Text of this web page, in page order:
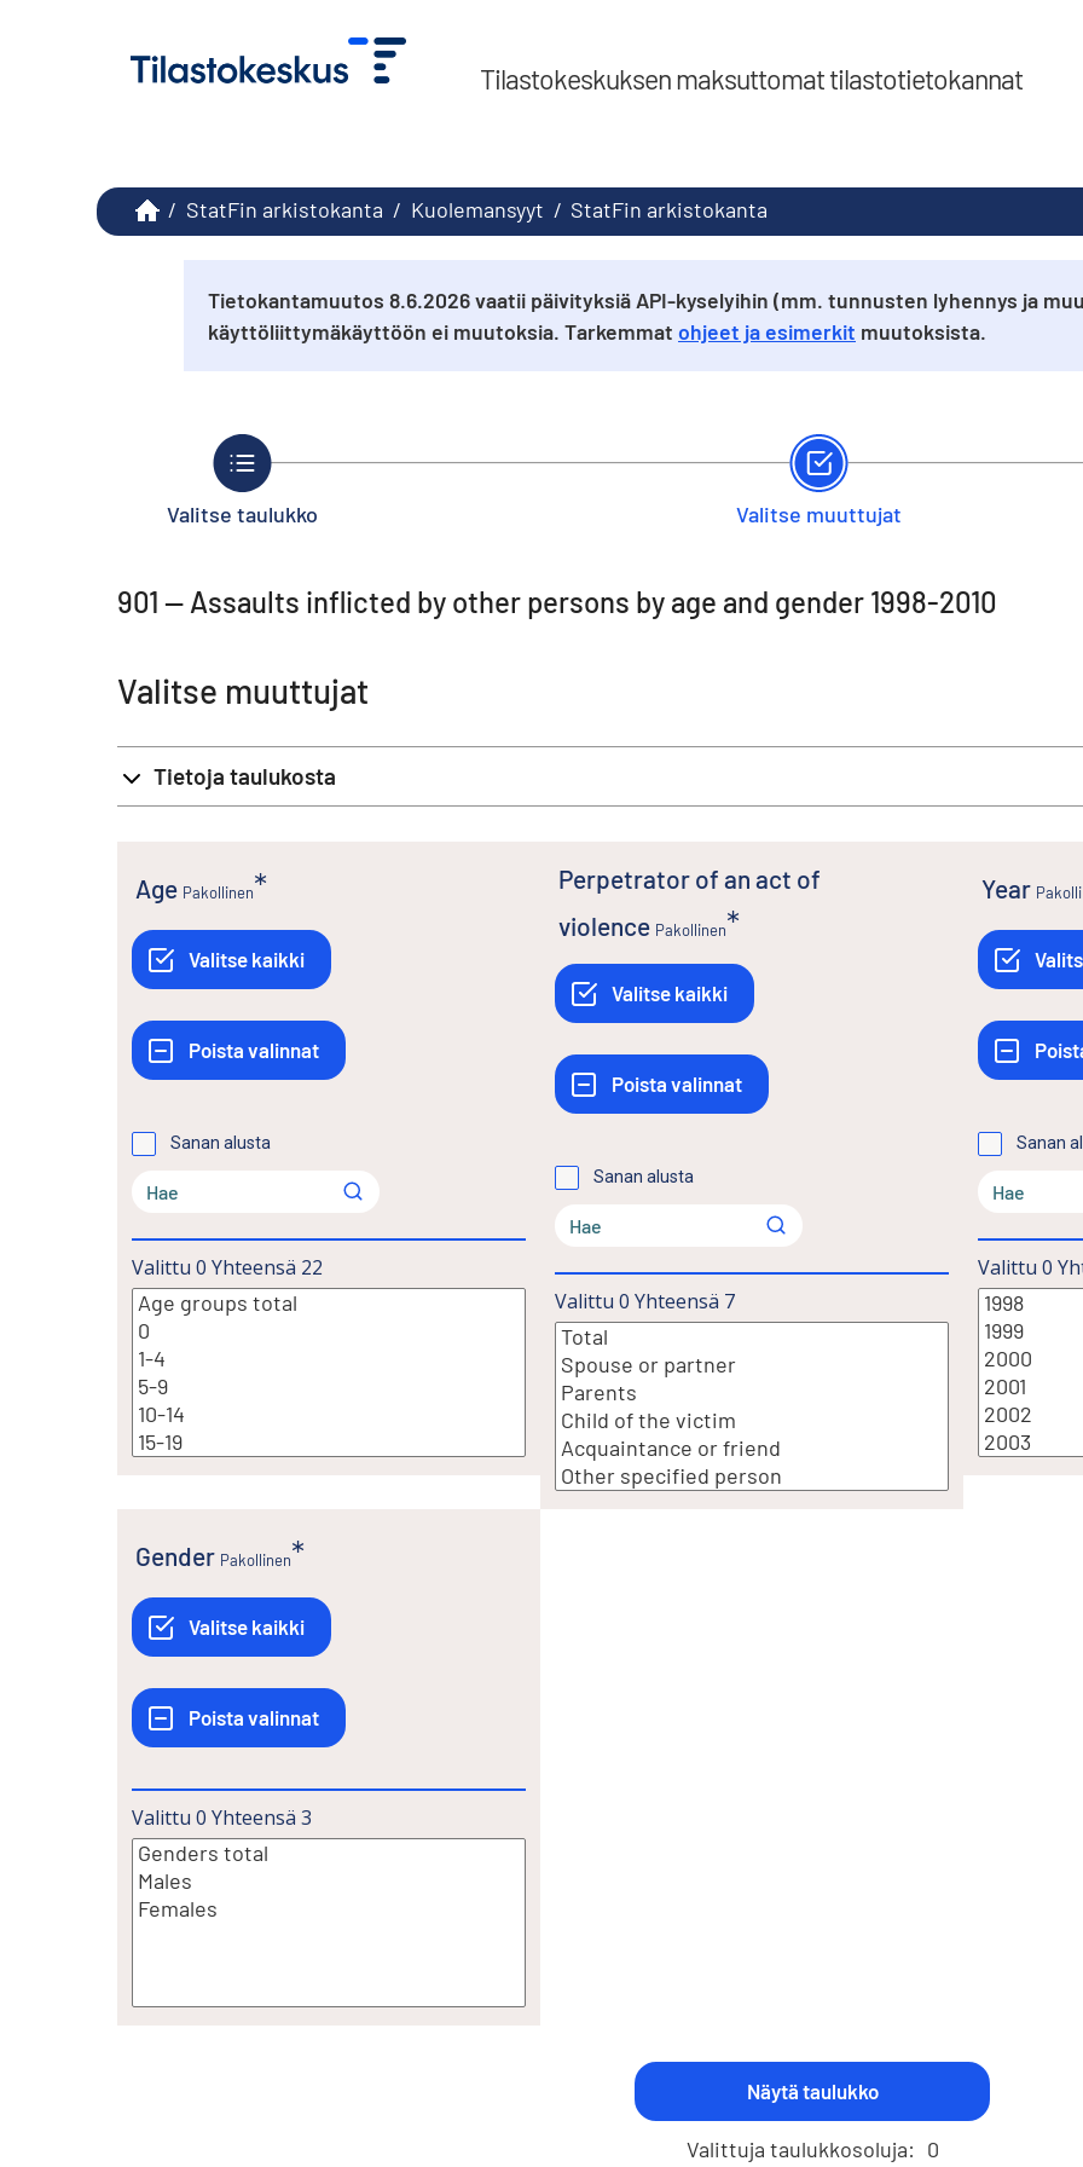
Tilastokeskuksen maksuttomat tilastotietokannat
/ StatFin arkistokanta / Kuolemansyyt / StatFin arkistokanta
Tietokantamuutos 8.6.2026 vaatii päivityksiä API-kyselyihin (mm. tunnusten lyhennys ja
käyttöliittymäkäyttöön ei muutoksia. Tarkemmat ohjeet ja esimerkit muutoksista.
Valitse taulukko Valitse muuttujat
901 -- Assaults inflicted by other persons by age and gender 1998-2010
Valitse muuttujat
Tietoja taulukosta
Age Pakollinen
Sanan alusta
Valittu 0 Yhteensä 22
Perpetrator of an act of
violence Pakollinen
Sanan alusta
Valittu 0 Yhteensä 7
Year
Sanan
Valittu 0
Gender Pakollinen
Valittu 0 Yhteensä 3
Valittuja taulukkosoluja: 0